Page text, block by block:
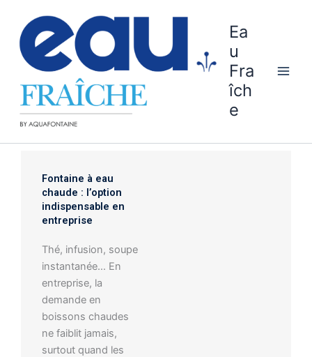
contenu
Ea
u
Fra
îch
e
Fontaine à eau
chaude : l’option
indispensable en
entreprise
Thé, infusion, soupe
instantanée… En
entreprise, la
demande en
boissons chaudes
ne faiblit jamais,
surtout quand les